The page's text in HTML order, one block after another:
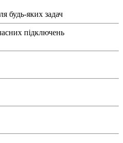
будь-яких задач
підключень